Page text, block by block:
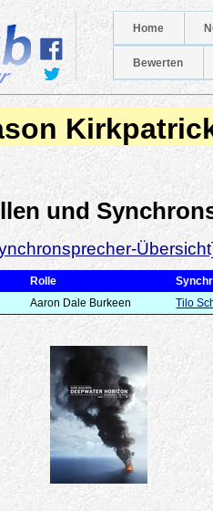
Home
Bewerten
und
Rolle
Aaron Dale Burkeen Tilo